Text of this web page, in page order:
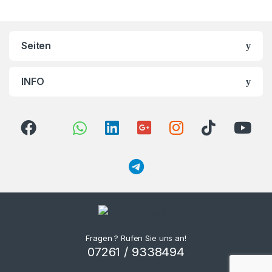
Seiten
INFO
Fragen ? Rufen Sie uns an!
07261 / 9338494